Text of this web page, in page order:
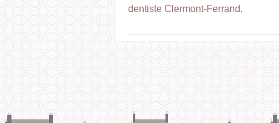
dentiste Clermont-Ferrand.